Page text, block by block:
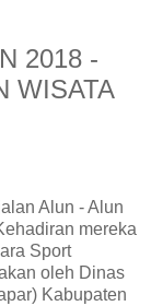
2018 -
WISATA
Alun - Alun
mereka
Sport
oleh Dinas
Kabupaten